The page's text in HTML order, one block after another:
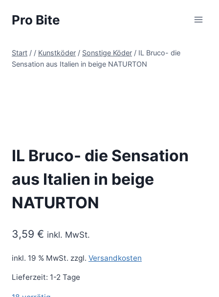
Pro Bite
Start / / Kunstköder / Sonstige Köder / IL Bruco- die
Sensation aus Italien in beige NATURTON
IL Bruco- die Sensation
aus Italien in beige
NATURTON
3,59 € inkl. MwSt.
inkl. 19 % MwSt. zzgl. Versandkosten
Lieferzeit: 1-2 Tage